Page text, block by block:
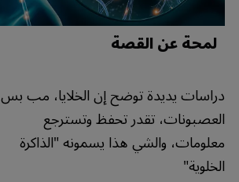
لمحة عن القصة
دراسات يديدة توضح إن الخلايا، مب بس
العصبونات، تقدر تحفظ وتسترجع
معلومات، والشي هذا يسمونه "الذاكرة
الخلوية"